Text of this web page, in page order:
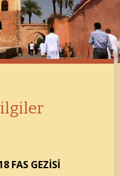
FAS GEZİSİ